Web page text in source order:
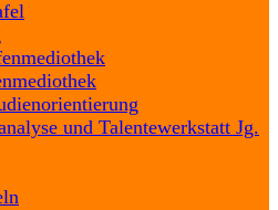
und Talentewerkstatt Jg.